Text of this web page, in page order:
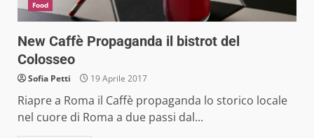
Food
New Caffè Propaganda il bistrot del
Colosseo
Sofia Petti 19 Aprile 2017
Riapre a Roma il Caffè propaganda lo storico locale
nel cuore di Roma a due passi dal...